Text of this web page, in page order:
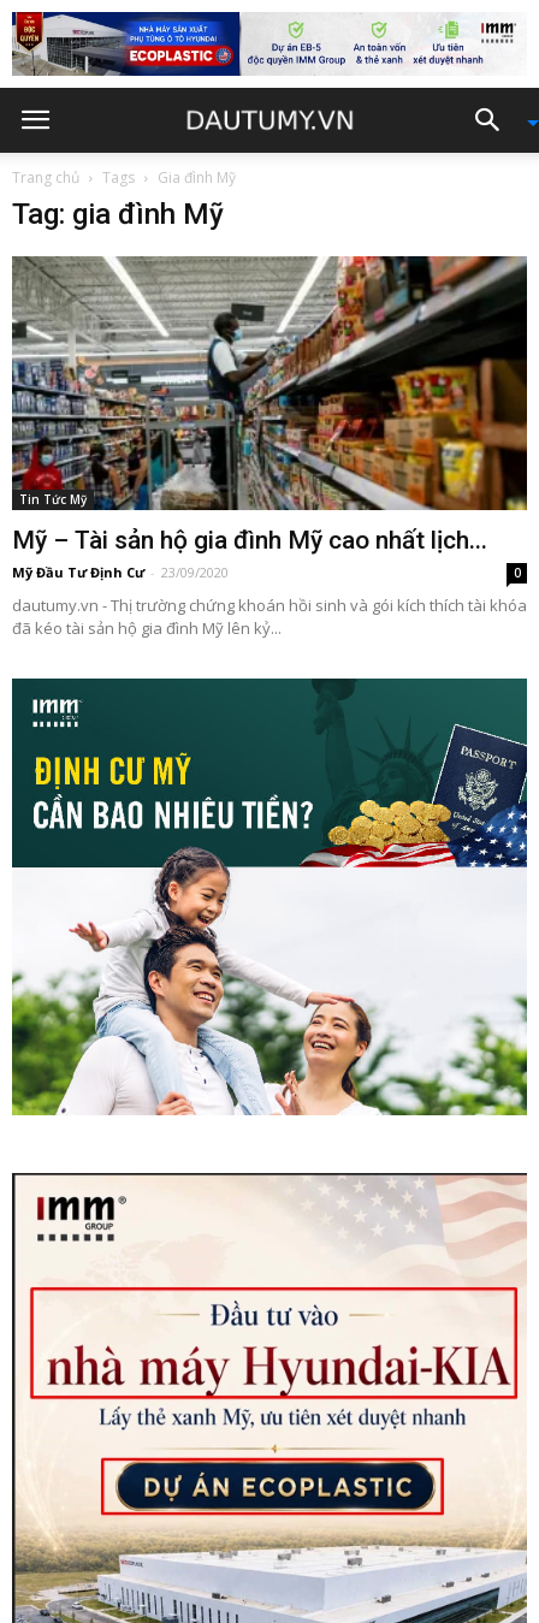
Trang chủ Tags Gia đình Mỹ
Tag: gia đình Mỹ
Tin Tức Mỹ
Mỹ – Tài sản hộ gia đình Mỹ cao nhất lịch...
Mỹ Đầu Tư Định Cư - 23/09/2020 0
dautumy.vn - Thị trường chứng khoán hồi sinh và gói kích thích tài khóa
đã kéo tài sản hộ gia đình Mỹ lên kỷ...